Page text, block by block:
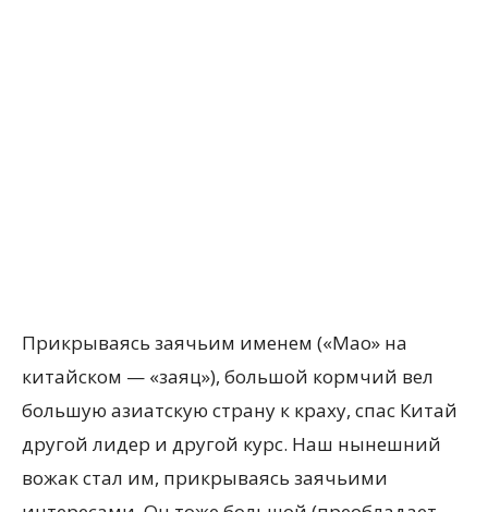
Прикрываясь заячьим именем («Мао» на
китайском — «заяц»), большой кормчий вел
большую азиатскую страну к краху, спас Китай
другой лидер и другой курс. Наш нынешний
вожак стал им, прикрываясь заячьими